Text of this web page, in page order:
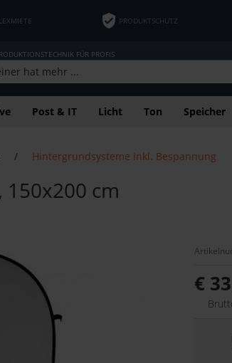
PRODUKTSCHUTZ
FÜR PROFIS
Post & IT Licht Ton Speicher
/ Hintergrundsysteme inkl. Bespannung
cm
€